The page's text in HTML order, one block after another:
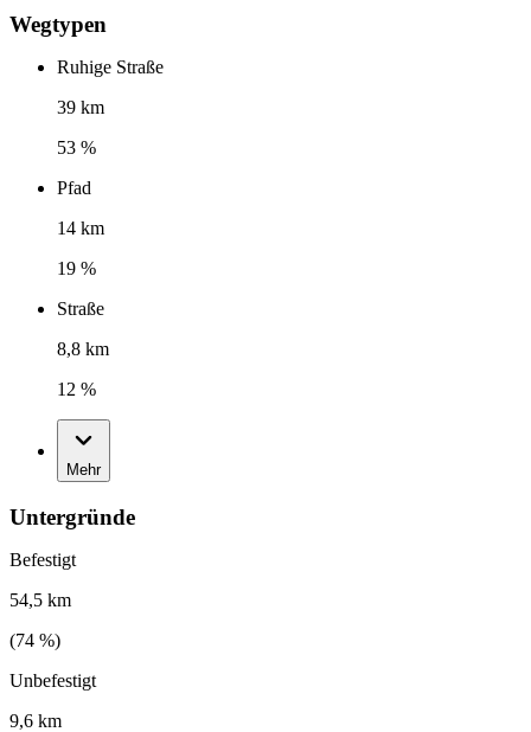
Wegtypen
Ruhige Straße
39 km
53 %
Pfad
14 km
19 %
Straße
8,8 km
12 %
Mehr
Untergründe
Befestigt
54,5 km
(74 %)
Unbefestigt
9,6 km